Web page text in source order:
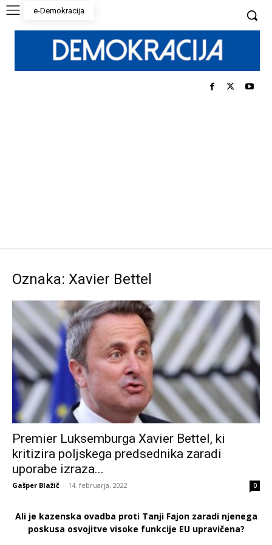
e-Demokracija
Oznaka: Xavier Bettel
Premier Luksemburga Xavier Bettel, ki
kritizira poljskega predsednika zaradi
uporabe izraza...
Gašper Blažič - 14. februarja, 2022 0
Ali je kazenska ovadba proti Tanji Fajon zaradi njenega
poskusa osvojitve visoke funkcije EU upravičena?